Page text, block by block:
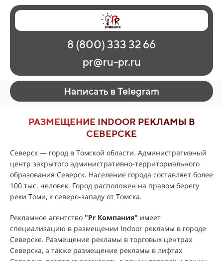
Главная
Наши работы
О рекламе
Регионы
Контакты
8 (800) 333 32 66
pr@ru-pr.ru
Написать в Telegram
РАЗМЕЩЕНИЕ INDOOR РЕКЛАМЫ В
СЕВЕРСКЕ
Северск — город в Томской области. Административный
центр закрытого административно-территориального
образования Северск. Население города составляет более
100 тыс. человек. Город расположен на правом берегу
реки Томи, к северо-западу от Томска.
Рекламное агентство "Pr Компания" имеет
специализацию в размещении Indoor рекламы в городе
Северске. Размещение рекламы в торговых центрах
Северска, а также размещение рекламы в лифтах